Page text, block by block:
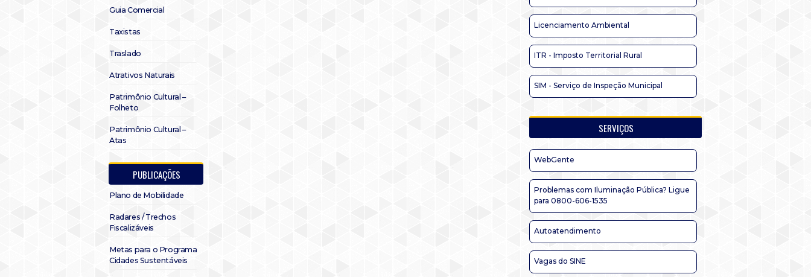
Guia Comercial
Taxistas
Traslado
Atrativos Naturais
Patrimônio Cultural –
Folheto
Patrimônio Cultural –
Atas
PUBLICAÇÕES
Plano de Mobilidade
Radares / Trechos
Fiscalizáveis
Metas para o Programa
Cidades Sustentáveis
Licenciamento Ambiental
ITR - Imposto Territorial Rural
SIM - Serviço de Inspeção Municipal
SERVIÇOS
WebGente
Problemas com Iluminação Pública? Ligue
para 0800-606-1535
Autoatendimento
Vagas do SINE